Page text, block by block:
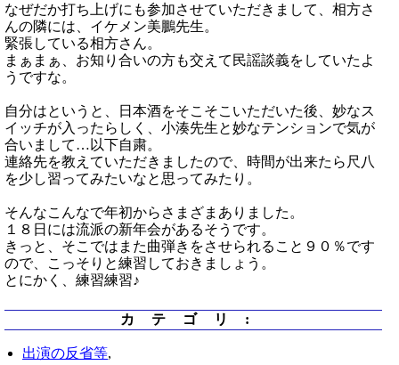
なぜだか打ち上げにも参加させていただきまして、相方さ
んの隣には、イケメン美鵬先生。
緊張している相方さん。
まぁまぁ、お知り合いの方も交えて民謡談義をしていたよ
うですな。
自分はというと、日本酒をそこそこいただいた後、妙なス
イッチが入ったらしく、小湊先生と妙なテンションで気が
合いまして…以下自粛。
連絡先を教えていただきましたので、時間が出来たら尺八
を少し習ってみたいなと思ってみたり。
そんなこんなで年初からさまざまありました。
１８日には流派の新年会があるそうです。
きっと、そこではまた曲弾きをさせられること９０％です
ので、こっそりと練習しておきましょう。
とにかく、練習練習♪
カテゴリ :
出演の反省等,